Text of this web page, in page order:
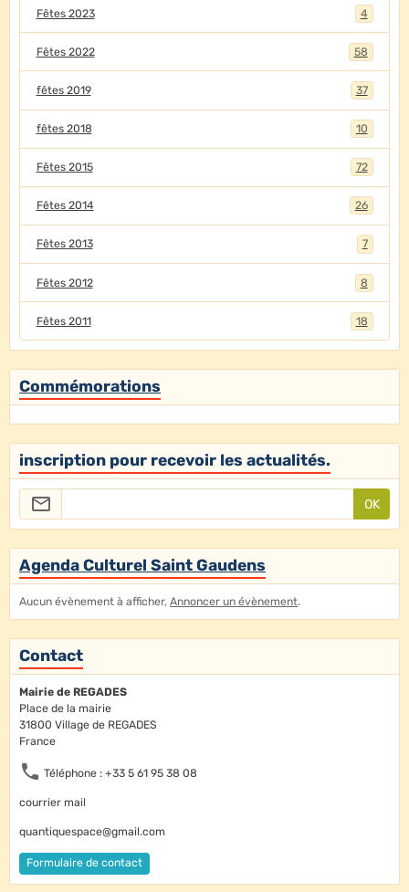
Fêtes 2023 4
Fêtes 2022 58
fêtes 2019 37
fêtes 2018 10
Fêtes 2015 72
Fêtes 2014 26
Fêtes 2013 7
Fêtes 2012 8
Fêtes 2011 18
Commémorations
inscription pour recevoir les actualités.
OK
Agenda Culturel Saint Gaudens
Aucun évènement à afficher, Annoncer un évènement.
Contact
Mairie de REGADES
Place de la mairie
31800 Village de REGADES
France
Téléphone : +33 5 61 95 38 08
courrier mail
quantiquespace@gmail.com
Formulaire de contact